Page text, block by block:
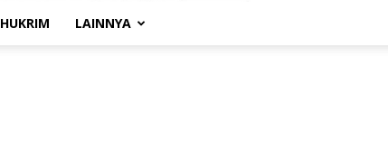
HUKRIM LAINNYA